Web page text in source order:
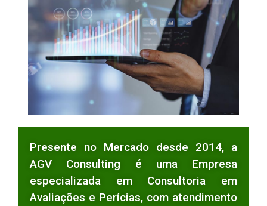
Presente no Mercado desde 2014, a
AGV Consulting é uma Empresa
especializada em Consultoria em
Avaliações e Perícias, com atendimento